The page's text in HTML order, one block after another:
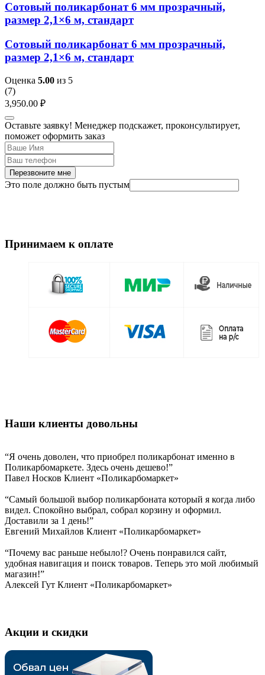
Сотовый поликарбонат 6 мм прозрачный,
размер 2,1×6 м, стандарт
Сотовый поликарбонат 6 мм прозрачный,
размер 2,1×6 м, стандарт
Оценка 5.00 из 5
(7)
3,950.00 ₽
Оставьте заявку! Менеджер подскажет, проконсультирует,
поможет оформить заказ
Перезвоните мне
Это поле должно быть пустым
Принимаем к оплате
Наши клиенты довольны
“Я очень доволен, что приобрел поликарбонат именно в
Поликарбомаркете. Здесь очень дешево!”
Павел Носков Клиент «Поликарбомаркет»
“Самый большой выбор поликарбоната который я когда либо
видел. Спокойно выбрал, собрал корзину и оформил.
Доставили за 1 день!”
Евгений Михайлов Клиент «Поликарбомаркет»
“Почему вас раньше небыло!? Очень понравился сайт,
удобная навигация и поиск товаров. Теперь это мой любимый
магазин!”
Алексей Гут Клиент «Поликарбомаркет»
Акции и скидки